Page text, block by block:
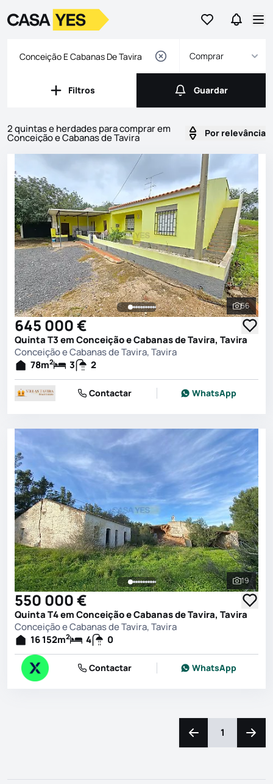
Ir para osIr para
LogoIr para a homepage
Comprar
Filtros
Filtros Guardar
Guardar
2 quintas e herdades para comprar em
Conceição e Cabanas de Tavira Por relevância
Ver
56
645 000 €
Quinta T3 em Conceição e Cabanas de Tavira, Tavira
Conceição e Cabanas de Tavira, Tavira
78m2 3 2
Contactar WhatsApp
Ver
19
550 000 €
Quinta T4 em Conceição e Cabanas de Tavira, Tavira
Conceição e Cabanas de Tavira, Tavira
16 152m2 4 0
Contactar WhatsApp
Navegação para a
1